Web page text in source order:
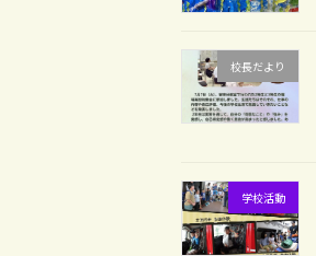
校長だより
学校活動